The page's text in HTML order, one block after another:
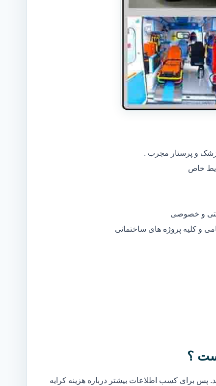
پزشک و پرستار مجرب .
و خصوصی
و کلیه پروژه های ساختمانی
؟
برای کسب اطلاعات بیشتر درباره هزینه کرایه